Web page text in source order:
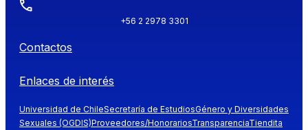
+56 2 2978 3301
Contactos
Enlaces de interés
Universidad de ChileSecretaría de EstudiosGénero y Diversidades
Sexuales (OGDIS)Proveedores/HonorariosTransparenciaTiendita